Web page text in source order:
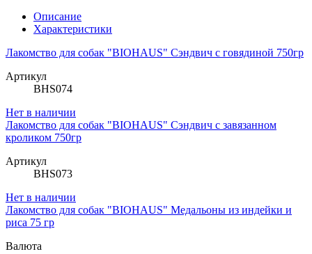
Описание
Характеристики
Лакомство для собак "BIOHAUS" Сэндвич с говядиной 750гр
Артикул
BHS074
Нет в наличии
Лакомство для собак "BIOHAUS" Сэндвич с завязанном
кроликом 750гр
Артикул
BHS073
Нет в наличии
Лакомство для собак "BIOHAUS" Медальоны из индейки и
риса 75 гр
Валюта